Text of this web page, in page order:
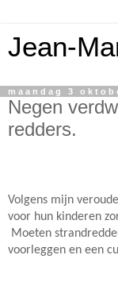
Jean-
maandag 3
Negen
redders.
Volgens mijn
voor hun kinderen
Moeten
voorleggen en een